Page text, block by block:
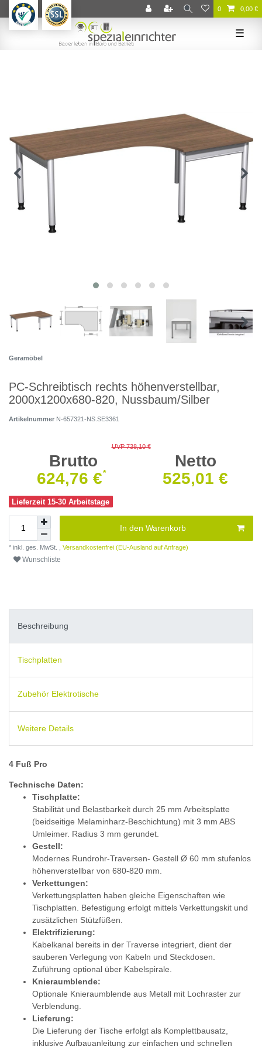
0 0,00 €
☰
Geramöbel
PC-Schreibtisch rechts höhenverstellbar,
2000x1200x680-820, Nussbaum/Silber
Artikelnummer N-657321-NS.SE3361
UVP 738,10 €
Brutto
Netto
624,76 €
* 525,01 €
Lieferzeit 15-30 Arbeitstage
In den Warenkorb
* inkl. ges. MwSt. , Versandkostenfrei (EU-Ausland auf Anfrage)
Wunschliste
Beschreibung
Tischplatten
Zubehör Elektrotische
Weitere Details
4 Fuß Pro
Technische Daten:
Tischplatte:
Stabilität und Belastbarkeit durch 25 mm Arbeitsplatte
(beidseitige Melaminharz-Beschichtung) mit 3 mm ABS
Umleimer. Radius 3 mm gerundet.
Gestell:
Modernes Rundrohr-Traversen- Gestell Ø 60 mm stufenlos
höhenverstellbar von 680-820 mm.
Verkettungen:
Verkettungsplatten haben gleiche Eigenschaften wie
Tischplatten. Befestigung erfolgt mittels Verkettungskit und
zusätzlichen Stützfüßen.
Elektrifizierung:
Kabelkanal bereits in der Traverse integriert, dient der
sauberen Verlegung von Kabeln und Steckdosen.
Zuführung optional über Kabelspirale.
Knieraumblende:
Optionale Knieraumblende aus Metall mit Lochraster zur
Verblendung.
Lieferung:
Die Lieferung der Tische erfolgt als Komplettbausatz,
inklusive Aufbauanleitung zur einfachen und schnellen